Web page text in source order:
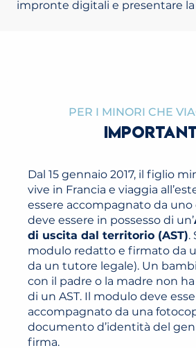
impronte digitali e presentare
PER I MINORI CHE
Dal 15 gennaio 2017, il figlio
vive in Francia e viaggia
essere accompagnato da
deve essere in possesso di un’
di uscita dal territorio (AST).
modulo redatto e firmato da
da un tutore legale). Un
con il padre o la madre non
di un AST. Il modulo deve
accompagnato da una
documento d’identità del
firma.